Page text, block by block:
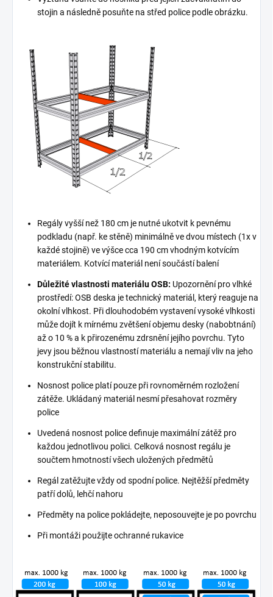
stojin a následně posuňte na střed police podle obrázku.
Regály vyšší než 180 cm je nutné ukotvit k pevnému
podkladu (např. ke stěně) minimálně ve dvou místech (1x v
každé stojině) ve výšce cca 190 cm vhodným kotvícím
materiálem. Kotvící materiál není součástí balení
Důležité vlastnosti materiálu OSB: Upozornění pro vlhké
prostředí: OSB deska je technický materiál, který reaguje na
okolní vlhkost. Při dlouhodobém vystavení vysoké vlhkosti
může dojít k mírnému zvětšení objemu desky (nabobtnání)
až o 10 % a k přirozenému zdrsnění jejího povrchu. Tyto
jevy jsou běžnou vlastností materiálu a nemají vliv na jeho
konstrukční stabilitu.
Nosnost police platí pouze při rovnoměrném rozložení
zátěže. Ukládaný materiál nesmí přesahovat rozměry
police
Uvedená nosnost police definuje maximální zátěž pro
každou jednotlivou polici. Celková nosnost regálu je
součtem hmotností všech uložených předmětů
Regál zatěžujte vždy od spodní police. Nejtěžší předměty
patří dolů, lehčí nahoru
Předměty na police pokládejte, neposouvejte je po povrchu
Při montáži použijte ochranné rukavice